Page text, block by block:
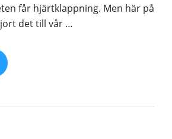
får hjärtklappning. Men här på
det till vår …